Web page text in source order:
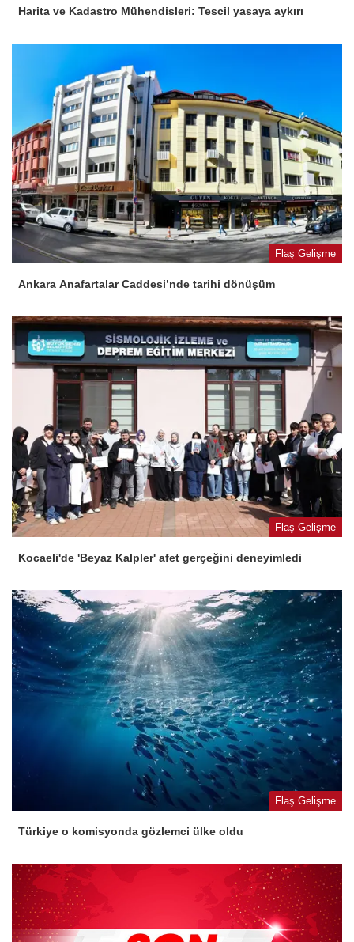
Harita ve Kadastro Mühendisleri: Tescil yasaya aykırı
Flaş Gelişme
Ankara Anafartalar Caddesi’nde tarihi dönüşüm
Flaş Gelişme
Kocaeli'de 'Beyaz Kalpler' afet gerçeğini deneyimledi
Flaş Gelişme
Türkiye o komisyonda gözlemci ülke oldu